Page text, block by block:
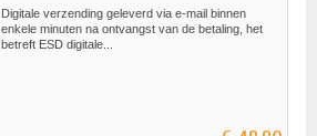
Digitale verzending geleverd via e-mail binnen
enkele minuten na ontvangst van de betaling, het
betreft ESD digitale...